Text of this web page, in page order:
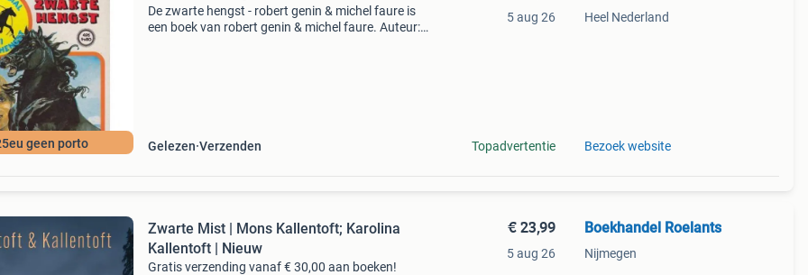
geen porto
De zwarte hengst - robert genin & michel faure is
een boek van robert genin & michel faure. Auteur:
Gelezen Verzenden
5 aug 26
Topadvertentie
Heel Nederland
Bezoek website
Zwarte Mist | Mons Kallentoft; Karolina
Kallentoft | Nieuw
Gratis verzending vanaf € 30,00 aan boeken!
€ 23,99
5 aug 26
Boekhandel Roelants
Nijmegen